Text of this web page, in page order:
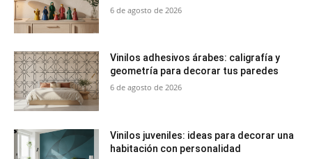
6 de agosto de 2026
Vinilos adhesivos árabes: caligrafía y
geometría para decorar tus paredes
6 de agosto de 2026
Vinilos juveniles: ideas para decorar una
habitación con personalidad